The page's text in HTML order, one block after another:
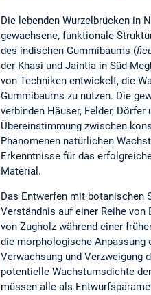
Die lebenden Wurzelbrücken in
gewachsene, funktionale
des indischen Gummibaums (
der Khasi und Jaintia in Süd-
von Techniken entwickelt, die
Gummibaums zu nutzen. Die
verbinden Häuser, Felder,
Übereinstimmung zwischen
Phänomenen natürlichen
Erkenntnisse für das
Material.
Das Entwerfen mit botanischen
Verständnis auf einer Reihe von
von Zugholz während einer
die morphologische Anpassung
Verwachsung und Verzweigung
potentielle Wachstumsdichte
müssen alle als